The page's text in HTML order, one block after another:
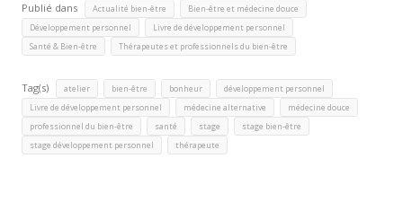
Publié dans Actualité bien-être Bien-être et médecine douce
Développement personnel Livre de développement personnel
Santé & Bien-être Thérapeutes et professionnels du bien-être
Tag(s) atelier bien-être bonheur développement personnel
Livre de développement personnel médecine alternative médecine douce
professionnel du bien-être santé stage stage bien-être
stage développement personnel thérapeute